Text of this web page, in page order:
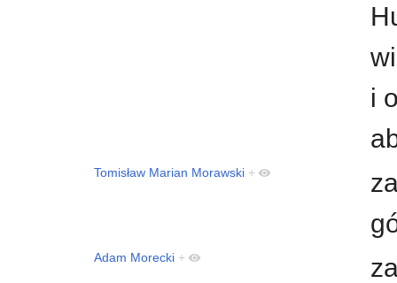
i
Tomisław Marian Morawski +
Adam Morecki +